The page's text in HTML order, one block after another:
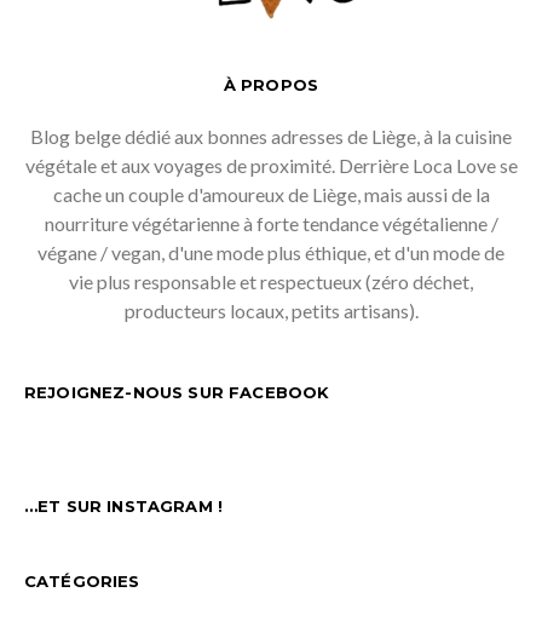
À PROPOS
Blog belge dédié aux bonnes adresses de Liège, à la cuisine
végétale et aux voyages de proximité. Derrière Loca Love se
cache un couple d'amoureux de Liège, mais aussi de la
nourriture végétarienne à forte tendance végétalienne /
végane / vegan, d'une mode plus éthique, et d'un mode de
vie plus responsable et respectueux (zéro déchet,
producteurs locaux, petits artisans).
REJOIGNEZ-NOUS SUR FACEBOOK
…ET SUR INSTAGRAM !
CATÉGORIES